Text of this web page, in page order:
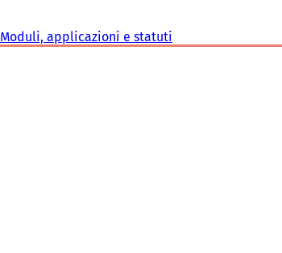
Moduli, applicazioni e statuti